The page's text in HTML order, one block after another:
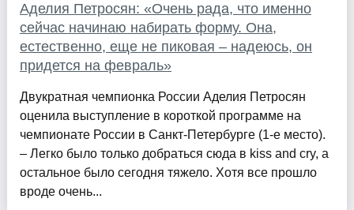
Аделия Петросян: «Очень рада, что именно
сейчас начинаю набирать форму. Она,
естественно, еще не пиковая – надеюсь, он
придется на февраль»
Двукратная чемпионка России Аделия Петросян
оценила выступление в короткой программе на
чемпионате России в Санкт-Петербурге (1-е место).
– Легко было только добраться сюда в kiss and cry, а
остальное было сегодня тяжело. Хотя все прошло
вроде очень...